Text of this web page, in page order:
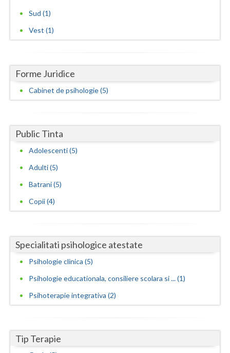
Sud (1)
Vest (1)
Forme Juridice
Cabinet de psihologie (5)
Public Tinta
Adolescenti (5)
Adulti (5)
Batrani (5)
Copii (4)
Specialitati psihologice atestate
Psihologie clinica (5)
Psihologie educationala, consiliere scolara si ... (1)
Psihoterapie integrativa (2)
Tip Terapie